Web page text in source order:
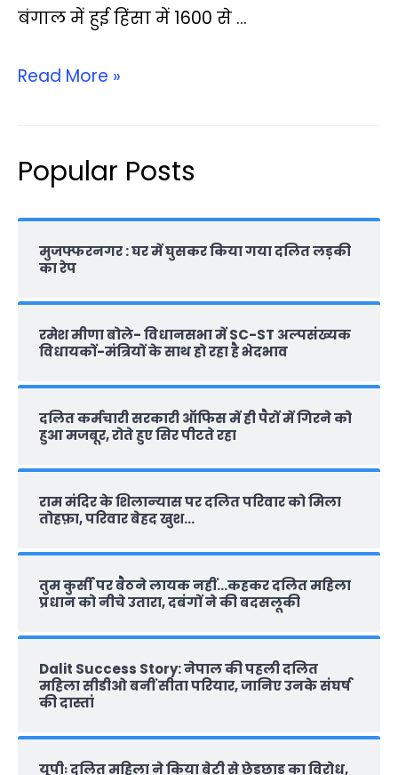
बंगाल में हुई हिंसा में 1600 से …
Read More »
Popular Posts
मुजफ्फरनगर : घर में घुसकर किया गया दलित लड़की
का रेप
रमेश मीणा बोले- विधानसभा में SC-ST अल्पसंख्यक
विधायकों-मंत्रियों के साथ हो रहा है भेदभाव
दलित कर्मचारी सरकारी ऑफ‍िस में ही पैरों में गिरने को
हुआ मजबूर, रोते हुए सिर पीटते रहा
राम मंदिर के शिलान्‍यास पर दलित परिवार को मिला
तोहफ़ा, परिवार बेहद खुश…
तुम कुर्सी पर बैठने लायक नहीं…कहकर दलित महिला
प्रधान को नीचे उतारा, दबंगों ने की बदसलूकी
Dalit Success Story: नेपाल की पहली दलित
महिला सीडीओ बनीं सीता परियार, जानिए उनके संघर्ष
की दास्‍तां
यूपीः दलित महिला ने किया बेटी से छेड़छाड़ का विरोध,